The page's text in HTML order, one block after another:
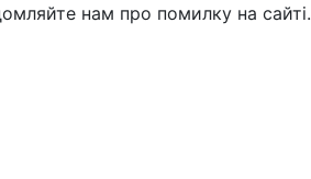
нам про помилку на сайті.